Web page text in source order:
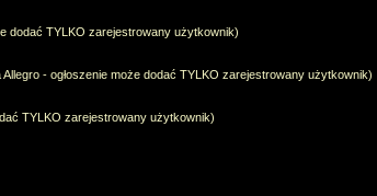
dodać TYLKO zarejestrowany użytkownik)
- ogłoszenie może dodać TYLKO zarejestrowany użytkownik)
TYLKO zarejestrowany użytkownik)